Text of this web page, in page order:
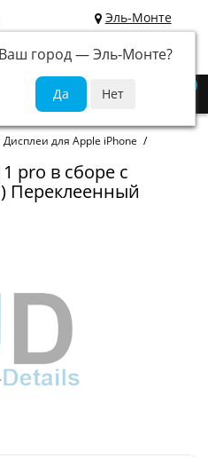
Эль-Монте
Ваш город —Эль-Монте?
Дисплеи для Apple iPhone
pro в сборе с
Переклеенный